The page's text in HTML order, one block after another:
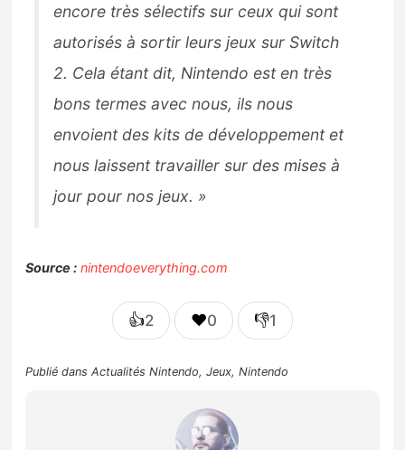
encore très sélectifs sur ceux qui sont
autorisés à sortir leurs jeux sur Switch
2. Cela étant dit, Nintendo est en très
bons termes avec nous, ils nous
envoient des kits de développement et
nous laissent travailler sur des mises à
jour pour nos jeux. »
Source : nintendoeverything.com
👍2 ❤️0 👎1
Publié dansActualités Nintendo,Jeux,Nintendo